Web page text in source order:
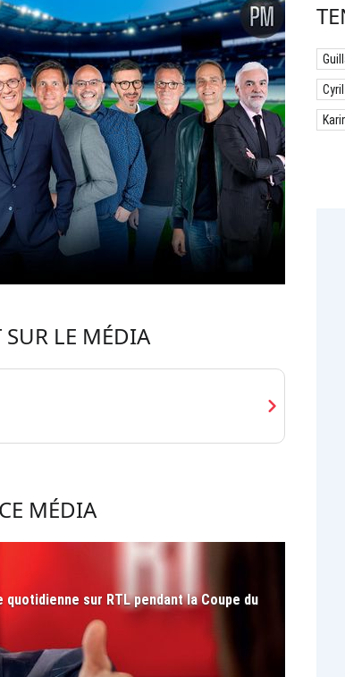
SUR LE MÉDIA
chevron_right
MÉDIA
sur RTL pendant la Coupe du